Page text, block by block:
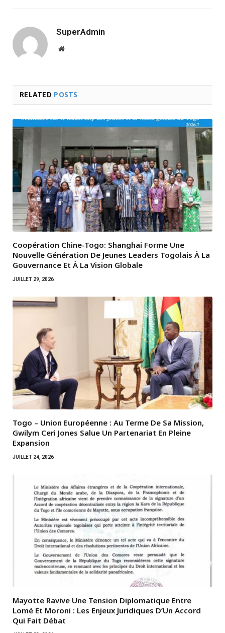
SuperAdmin
Website
RELATED POSTS
Coopération Chine-Togo: Shanghai Forme Une
Nouvelle Génération De Jeunes Leaders Togolais À La
Gouvernance Et À La Vision Globale
JUILLET 29, 2026
Togo – Union Européenne : Au Terme De Sa Mission,
Gwilym Ceri Jones Salue Un Partenariat En Pleine
Expansion
JUILLET 24, 2026
Mayotte Ravive Une Tension Diplomatique Entre
Lomé Et Moroni : Les Enjeux Juridiques D’Un Accord
Qui Fait Débat